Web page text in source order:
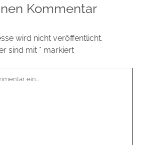
Kommentar
wird nicht veröffentlicht.
sind mit * markiert